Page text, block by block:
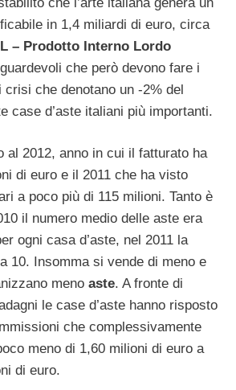
in 1,4 miliardi di euro, circa
– Prodotto Interno Lordo
che però devono fare i
che denotano un -2% del
case d’aste italiani più importanti.
al 2012, anno in cui il fatturato ha
di euro e il 2011 che ha visto
a poco più di 115 milioni. Tanto è
il numero medio delle aste era
ogni casa d’aste, nel 2011 la
10. Insomma si vende di meno e
meno aste. A fronte di
le case d’aste hanno risposto
che complessivamente
meno di 1,60 milioni di euro a
di euro.